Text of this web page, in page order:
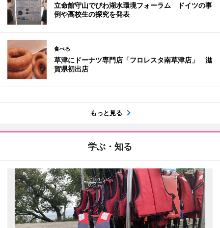
立命館守山でびわ湖水環境フォーラム ドイツの事
例や高校生の探究を発表
食べる
草津にドーナツ専門店「フロレスタ南草津店」 滋
賀県初出店
もっと見る
学ぶ・知る